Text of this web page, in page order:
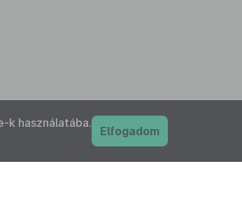
k használatába.
Elfogadom